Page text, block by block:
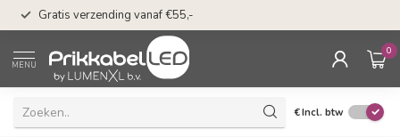
Gratis verzending vanaf €55,-
MENU
0
€Incl. btw